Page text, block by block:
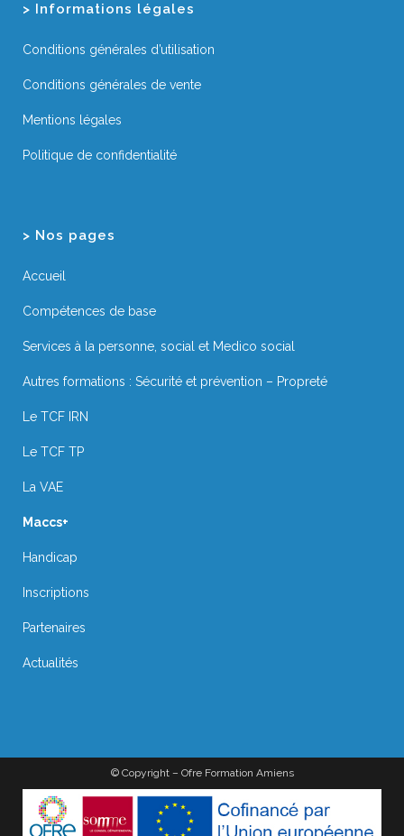
> Informations légales
Conditions générales d’utilisation
Conditions générales de vente
Mentions légales
Politique de confidentialité
> Nos pages
Accueil
Compétences de base
Services à la personne, social et Medico social
Autres formations : Sécurité et prévention – Propreté
Le TCF IRN
Le TCF TP
La VAE
Maccs+
Handicap
Inscriptions
Partenaires
Actualités
© Copyright – Ofre Formation Amiens